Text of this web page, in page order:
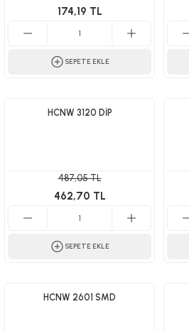
174,19 TL
SEPETE EKLE
HCNW 3120 DİP
487,05 TL
462,70 TL
SEPETE EKLE
HCNW 2601 SMD